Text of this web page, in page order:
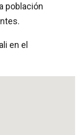
población
en el